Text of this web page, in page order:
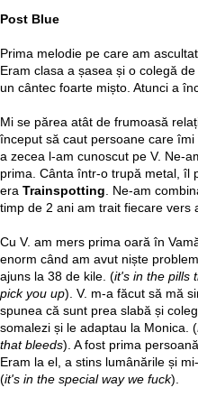
Post Blue
Prima melodie pe care am
Eram clasa a șasea și o colegă
un cântec foarte mișto. Atunci a
Mi se părea atât de frumoasă
început să caut persoane care
a zecea l-am cunoscut pe V. Ne-
prima. Cânta într-o trupă metal, îl
era Trainspotting. Ne-am
timp de 2 ani am trait fiecare vers
Cu V. am mers prima oară în
enorm când am avut niște
ajuns la 38 de kile. (it's in the pills
pick you up). V. m-a făcut să mă
spunea că sunt prea slabă și
somalezi și le adaptau la Monica. (
that bleeds). A fost prima
Eram la el, a stins lumânările și
(it's in the special way we fuck).